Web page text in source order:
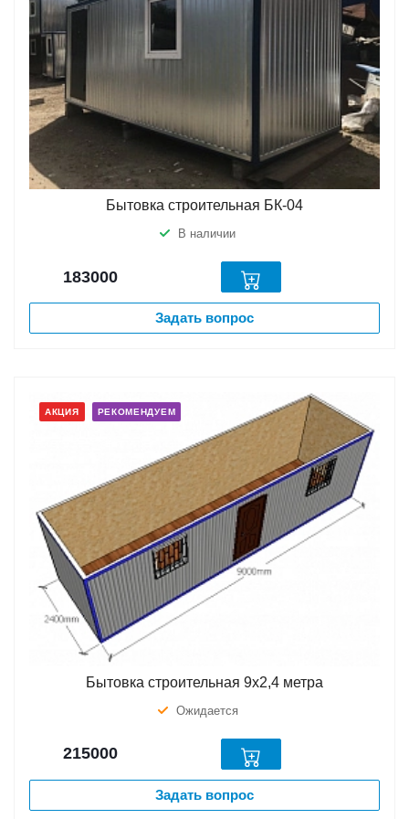
Бытовка строительная БК-04
В наличии
183000
Задать вопрос
АКЦИЯ РЕКОМЕНДУЕМ
Бытовка строительная 9х2,4 метра
Ожидается
215000
Задать вопрос